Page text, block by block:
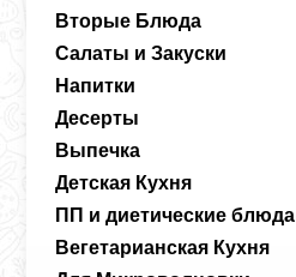
Вторые Блюда
Салаты и Закуски
Напитки
Десерты
Выпечка
Детская Кухня
ПП и диетические блюда
Вегетарианская Кухня